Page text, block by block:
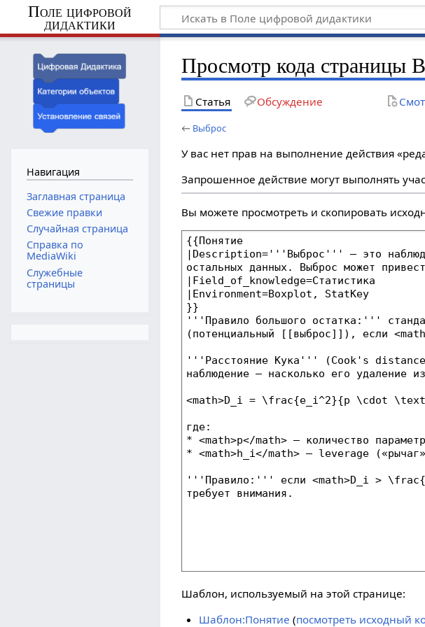
Поле цифровой
дидактики
Просмотр кода страницы
Статья Обсуждение
← Выброс
У вас нет прав на выполнение действия
Запрошенное действие могут выполнять
Вы можете просмотреть и скопировать
Шаблон, используемый на этой странице:
Шаблон:Понятие (посмотреть исходный
Навигация
Заглавная страница
Свежие правки
Случайная страница
Справка по
MediaWiki
Служебные
страницы